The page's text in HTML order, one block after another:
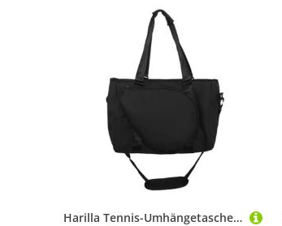
Harilla Tennis-Umhängetasche, Handtasche, leichtes Pack, tragbare Tennis-Tragetasche für Damen für Pickleball-Tennisschläger-Reisen, Schwarz